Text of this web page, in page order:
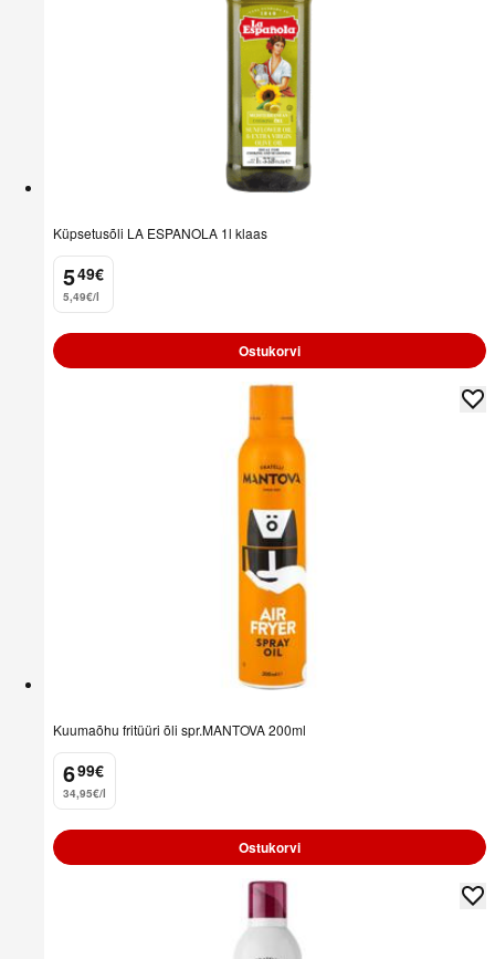
Küpsetusõli LA ESPANOLA 1l klaas
5
. 49€
5,49€/l
Ostukorvi
Kuumaõhu fritüüri õli spr.MANTOVA 200ml
6
. 99€
34,95€/l
Ostukorvi